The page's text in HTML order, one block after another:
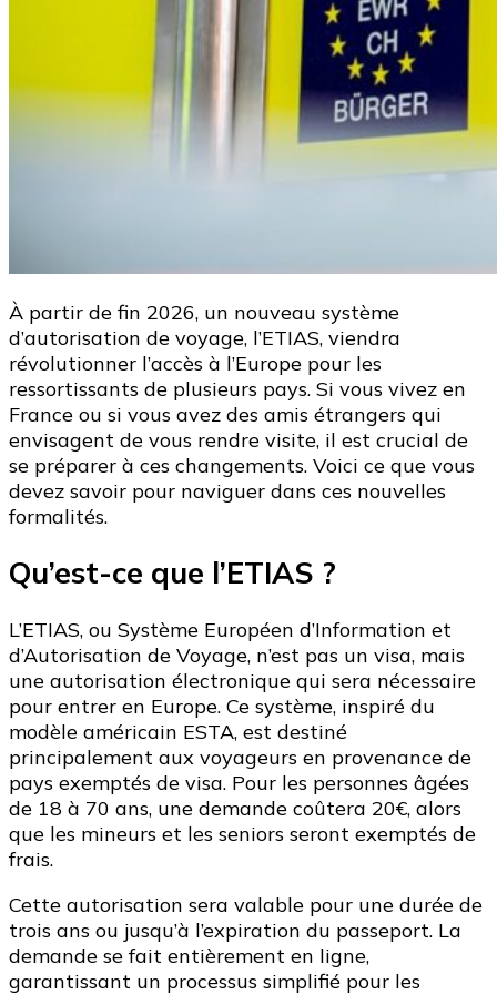
À partir de fin 2026, un nouveau système
d’autorisation de voyage, l’ETIAS, viendra
révolutionner l’accès à l’Europe pour les
ressortissants de plusieurs pays. Si vous vivez en
France ou si vous avez des amis étrangers qui
envisagent de vous rendre visite, il est crucial de
se préparer à ces changements. Voici ce que vous
devez savoir pour naviguer dans ces nouvelles
formalités.
Qu’est-ce que l’ETIAS ?
L’ETIAS, ou Système Européen d’Information et
d’Autorisation de Voyage, n’est pas un visa, mais
une autorisation électronique qui sera nécessaire
pour entrer en Europe. Ce système, inspiré du
modèle américain ESTA, est destiné
principalement aux voyageurs en provenance de
pays exemptés de visa. Pour les personnes âgées
de 18 à 70 ans, une demande coûtera 20€, alors
que les mineurs et les seniors seront exemptés de
frais.
Cette autorisation sera valable pour une durée de
trois ans ou jusqu’à l’expiration du passeport. La
demande se fait entièrement en ligne,
garantissant un processus simplifié pour les